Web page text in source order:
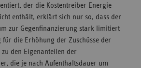
der die Kostentreiber Energie
enthält, erklärt sich nur so, dass der
zur Gegenfinanzierung stark limitiert
die Erhöhung der Zuschüsse der
zu den Eigenanteilen der
die je nach Aufenthaltsdauer um